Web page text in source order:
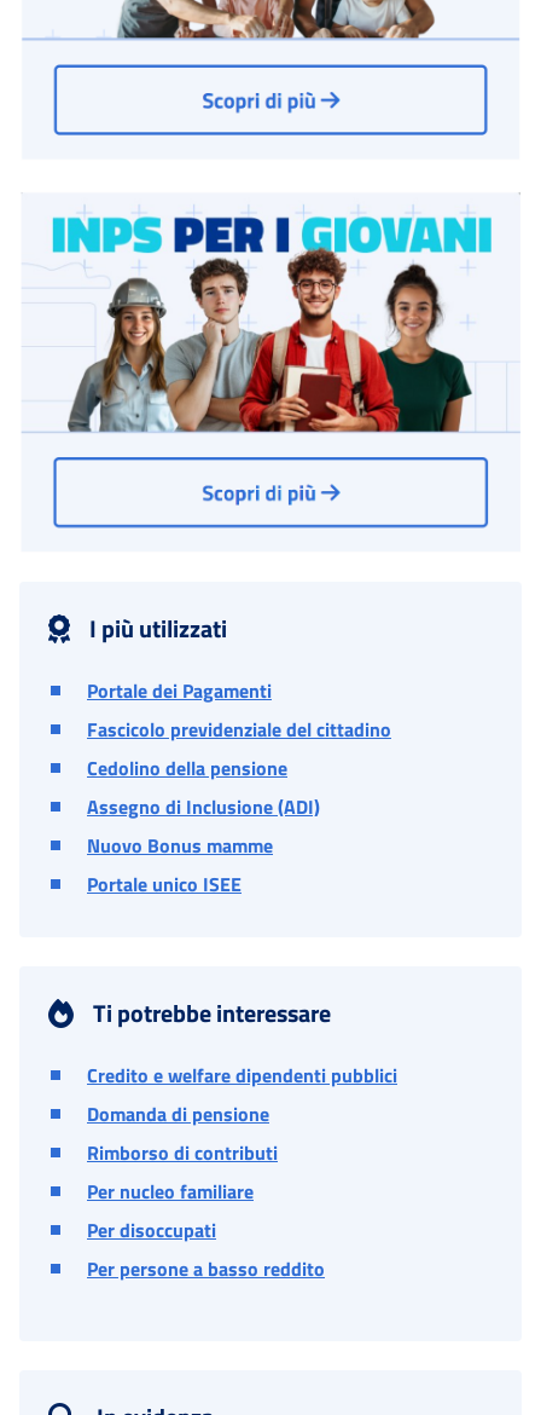
I più utilizzati
Portale dei Pagamenti
Fascicolo previdenziale del cittadino
Cedolino della pensione
Assegno di Inclusione (ADI)
Nuovo Bonus mamme
Portale unico ISEE
Ti potrebbe interessare
Credito e welfare dipendenti pubblici
Domanda di pensione
Rimborso di contributi
Per nucleo familiare
Per disoccupati
Per persone a basso reddito